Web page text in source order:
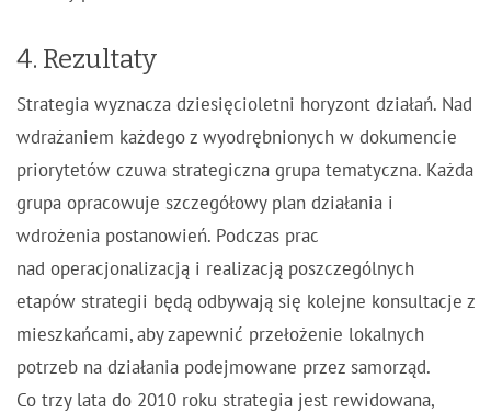
4. Rezultaty
Strategia wyznacza dziesięcioletni horyzont działań. Nad
wdrażaniem każdego z wyodrębnionych w dokumencie
priorytetów czuwa strategiczna grupa tematyczna. Każda
grupa opracowuje szczegółowy plan działania i
wdrożenia postanowień. Podczas prac
nad operacjonalizacją i realizacją poszczególnych
etapów strategii będą odbywają się kolejne konsultacje z
mieszkańcami, aby zapewnić przełożenie lokalnych
potrzeb na działania podejmowane przez samorząd.
Co trzy lata do 2010 roku strategia jest rewidowana,